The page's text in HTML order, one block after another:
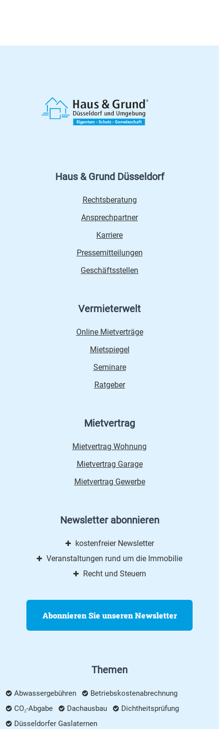
Haus & Grund Düsseldorf
Rechtsberatung
Ansprechpartner
Karriere
Pressemitteilungen
Geschäftsstellen
Vermieterwelt
Online Mietverträge
Mietspiegel
Seminare
Ratgeber
Mietvertrag
Mietvertrag Wohnung
Mietvertrag Garage
Mietvertrag Gewerbe
Newsletter abonnieren
kostenfreier Newsletter
Veranstaltungen rund um die Immobilie
Recht und Steuern
Abonnieren Sie unseren Newsletter
Themen
Abwassergebühren
Betriebskostenabrechnung
CO₂-Abgabe
Dachausbau
Dichtheitsprüfung
Düsseldorfer Gaslaternen